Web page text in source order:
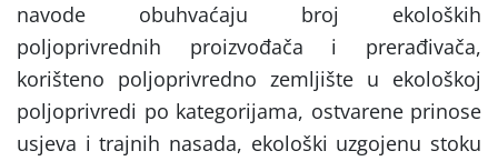
navode obuhvaćaju broj ekoloških
poljoprivrednih proizvođača i prerađivača,
korišteno poljoprivredno zemljište u ekološkoj
poljoprivredi po kategorijama, ostvarene prinose
usjeva i trajnih nasada, ekološki uzgojenu stoku